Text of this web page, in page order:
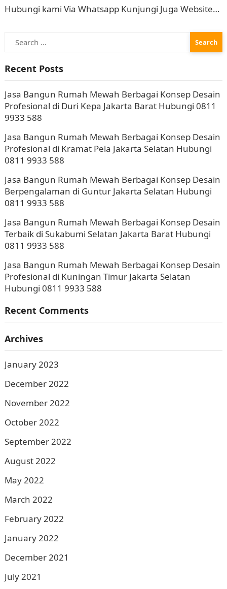
Hubungi kami Via Whatsapp Kunjungi Juga Website
Mewah Berbagai Konsep Desain…
Search
for:
Recent Posts
Jasa Bangun Rumah Mewah Berbagai Konsep Desain
Profesional di Duri Kepa Jakarta Barat Hubungi 0811
9933 588
Jasa Bangun Rumah Mewah Berbagai Konsep Desain
Profesional di Kramat Pela Jakarta Selatan Hubungi
0811 9933 588
Jasa Bangun Rumah Mewah Berbagai Konsep Desain
Berpengalaman di Guntur Jakarta Selatan Hubungi
0811 9933 588
Jasa Bangun Rumah Mewah Berbagai Konsep Desain
Terbaik di Sukabumi Selatan Jakarta Barat Hubungi
0811 9933 588
Jasa Bangun Rumah Mewah Berbagai Konsep Desain
Profesional di Kuningan Timur Jakarta Selatan
Hubungi 0811 9933 588
Recent Comments
Archives
January 2023
December 2022
November 2022
October 2022
September 2022
August 2022
May 2022
March 2022
February 2022
January 2022
December 2021
July 2021